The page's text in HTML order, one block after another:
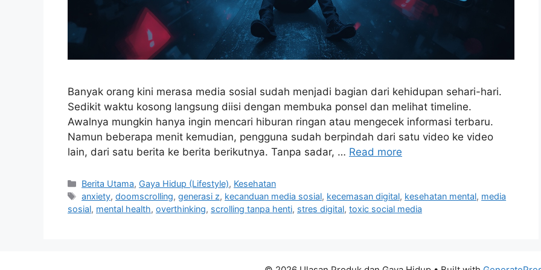
Banyak orang kini merasa media sosial sudah menjadi bagian dari kehidupan sehari-hari.
Sedikit waktu kosong langsung diisi dengan membuka ponsel dan melihat timeline.
Awalnya mungkin hanya ingin mencari hiburan ringan atau mengecek informasi terbaru.
Namun beberapa menit kemudian, pengguna sudah berpindah dari satu video ke video
lain, dari satu berita ke berita berikutnya. Tanpa sadar, … Read more
C
a
t
Berita Utama, Gaya Hidup (Lifestyle), Kesehatan
T
a
anxiety,doomscrolling,generasi z, kecanduan media sosial, kecemasan digital, kesehatan mental, media
sosial, mental health, overthinking, scrolling tanpa henti, stres digital, toxic social media